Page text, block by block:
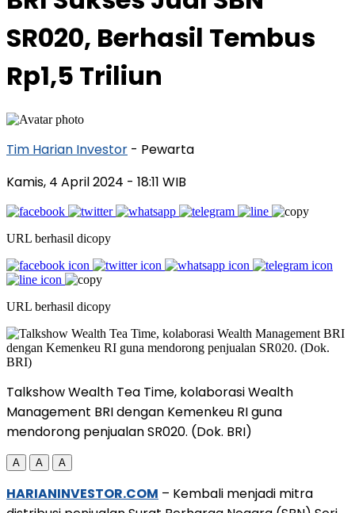
SR020, Berhasil Tembus
Rp1,5 Triliun
Tim Harian Investor - Pewarta
Kamis, 4 April 2024 - 18:11 WIB
URL berhasil dicopy
URL berhasil dicopy
Talkshow Wealth Tea Time, kolaborasi Wealth
Management BRI dengan Kemenkeu RI guna
mendorong penjualan SR020. (Dok. BRI)
A A A
HARIANINVESTOR.COM – Kembali menjadi mitra